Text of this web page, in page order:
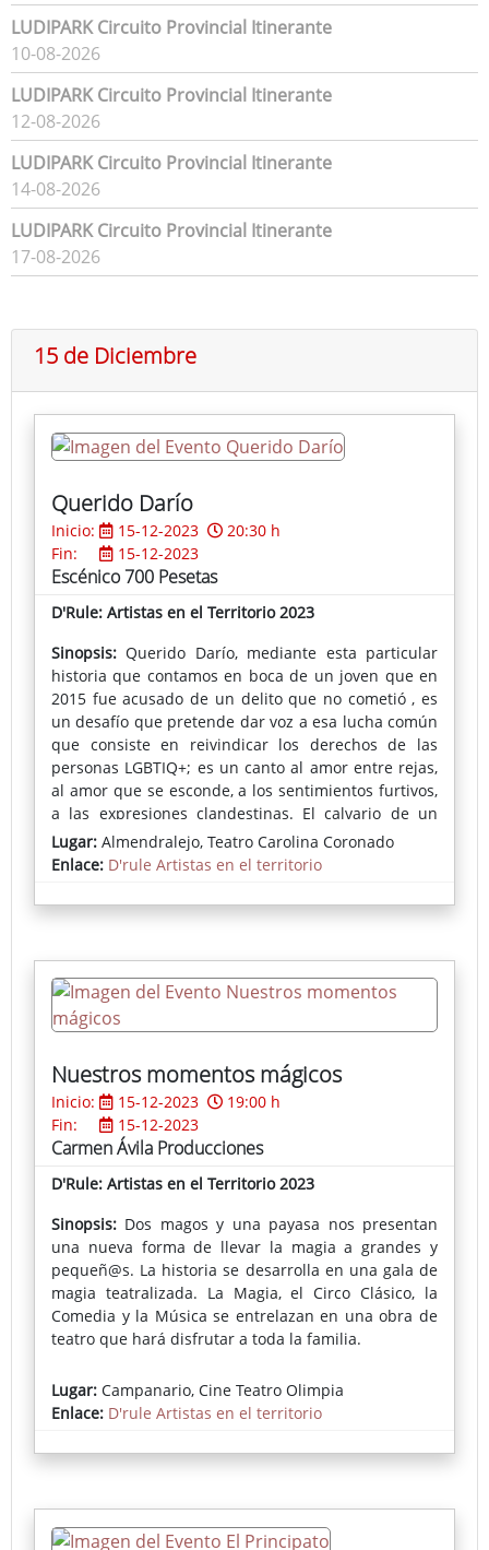
LUDIPARK Circuito Provincial Itinerante
10-08-2026
LUDIPARK Circuito Provincial Itinerante
12-08-2026
LUDIPARK Circuito Provincial Itinerante
14-08-2026
LUDIPARK Circuito Provincial Itinerante
17-08-2026
15 de Diciembre
Querido Darío
Inicio: 15-12-2023
20:30 h
Fin:
15-12-2023
Escénico 700 Pesetas
D'Rule: Artistas en el Territorio 2023
Sinopsis:Querido Darío, mediante esta particular
historia que contamos en boca de un joven que en
2015 fue acusado de un delito que no cometió , es
un desafío que pretende dar voz a esa lucha común
que consiste en reivindicar los derechos de las
personas LGBTIQ+; es un canto al amor entre rejas,
al amor que se esconde, a los sentimientos furtivos,
a las expresiones clandestinas. El calvario de un
joven cuyo único consuelo son las páginas de un
diario, el trazar frase a frase lo que ve, lo que le
sospechas... por no declarar quién es en realidad...
tipo de teatro social, en el que convergen los
pensamientos, sentimientos, preocupaciones y
también los hechos de esta nuestra e poca en que
posible, desgraciadamente, escuchar los chistes, las
gracias, las burlas homófobas; donde en remotos
lugares, chicos, chicas y chiques deben disfrazarse
de lo que por norma esta establecido. El teatro
social es un teatro de compromiso, un escenario en
el que se permite luchar por lo que muchos
hecho que parece aislado, pero que es común y
reiterativo, par a advertir lo inadvertido, para
centrar la atención en un fenómeno que para
muchos es indiferente. La cárcel constituye el
infierno donde metafóricamente podemos hablar de
las consecuencias de la represión, del ambiente
vida de un joven apresado. ¿Quién es Darío? ¿En
quién piensa el joven “anónimo” que se coloca sobre
ese personaje que aparece entre las sombras, su
Lugar: Almendralejo, Teatro Carolina Coronado
Enlace: D'rule Artistas en el territorio
Nuestros momentos mágicos
Inicio: 15-12-2023
19:00 h
Fin:
15-12-2023
Carmen Ávila Producciones
D'Rule: Artistas en el Territorio 2023
Sinopsis: Dos magos y una payasa nos presentan
una nueva forma de llevar la magia a grandes y
pequeñ@s. La historia se desarrolla en una gala de
magia teatralizada. La Magia, el Circo Clásico, la
Comedia y la Música se entrelazan en una obra de
teatro que hará disfrutar a toda la familia.
Lugar: Campanario, Cine Teatro Olimpia
Enlace: D'rule Artistas en el territorio